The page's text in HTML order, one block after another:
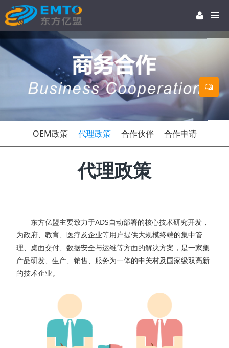
OEM政策 代理政策 合作伙伴 合作申请
代理政策
东方亿盟主要致力于ADS自动部署的核心技术研究开发，
为政府、教育、医疗及企业等用户提供大规模终端的集中管
理、桌面交付、数据安全与运维等方面的解决方案，是一家集
产品研发、生产、销售、服务为一体的中关村及国家级双高新
的技术企业。